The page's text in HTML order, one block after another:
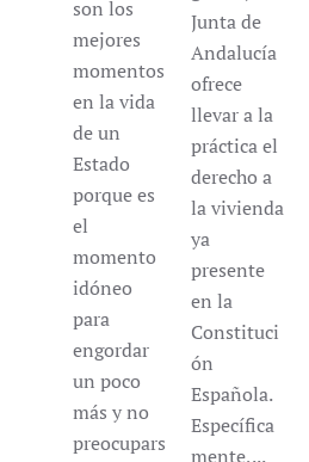
son los
mejores
momentos
en la vida
de un
Estado
porque es
el
momento
idóneo
para
engordar
un poco
más y no
preocupars
Junta de
Andalucía
ofrece
llevar a la
práctica el
derecho a
la vivienda
ya
presente
en la
Constituci
ón
Española.
Específica
mente,...